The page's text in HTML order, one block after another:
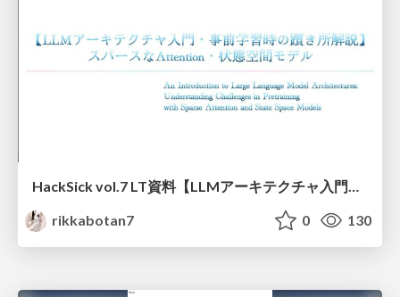
HackSick vol.7 LT資料【LLMアーキテクチャ入門・事前学習時の躓き所解説】 スパースなAttention・状態空間モデル
rikkabotan7
0 130